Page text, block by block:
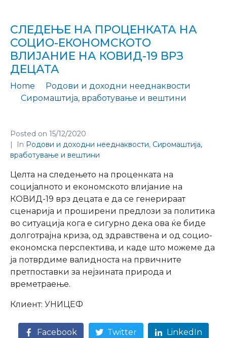
СЛЕДЕЊЕ НА ПРОЦЕНКАТА НА
СОЦИО-ЕКОНОМСКОТО
ВЛИЈАНИЕ НА КОВИД-19 ВРЗ
ДЕЦАТА
Home
Родови и доходни нееднаквости
Сиромаштија, вработување и вештини
Posted on 15/12/2020
In Родови и доходни нееднаквости, Сиромаштија,
вработување и вештини
Целта на следењето на проценката на
социјалното и економското влијание на
КОВИД-19 врз децата е да се генерираат
сценарија и проширени предлози за политика
во ситуација кога е сигурно дека ова ќе биде
долготрајна криза, од здравствена и од социо-
економска перспектива, и каде што можеме да
ја потврдиме валидноста на првичните
претпоставки за нејзината природа и
времетраење.
Клиент: УНИЦЕФ
Facebook Twitter LinkedIn